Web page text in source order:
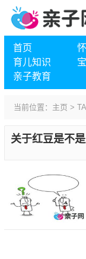
首页
育儿知识
亲子教育
当前位置： 主页 >
关于红豆是不